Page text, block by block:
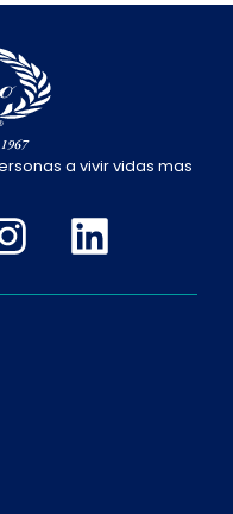
a vivir vidas mas